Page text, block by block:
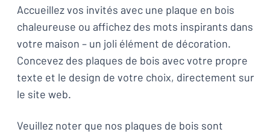
Accueillez vos invités avec une plaque en bois
chaleureuse ou affichez des mots inspirants dans
votre maison – un joli élément de décoration.
Concevez des plaques de bois avec votre propre
texte et le design de votre choix, directement sur
le site web.
Veuillez noter que nos plaques de bois sont